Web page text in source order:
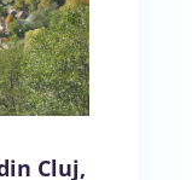
Cluj,